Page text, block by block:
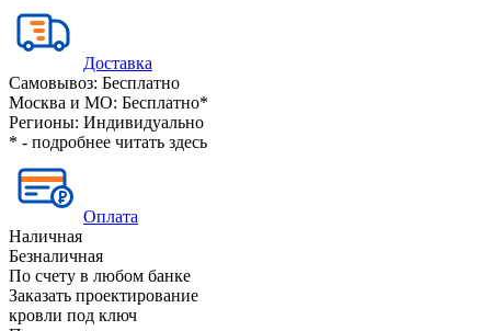
Доставка
Самовывоз: Бесплатно
Москва и МО: Бесплатно*
Регионы: Индивидуально
* - подробнее читать здесь
Оплата
Наличная
Безналичная
По счету в любом банке
Заказать проектирование
кровли под ключ